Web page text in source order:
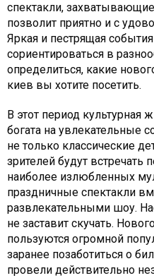
спектакли,
позволит приятно и с
Яркая и пестрящая
сориентироваться в
определиться, какие
киев вы хотите посетить.
В этот период культурная
богата на увлекательные
не только классические
зрителей будут встречать
наиболее излюбленных
праздничные спектакли
развлекательными шоу.
не заставит скучать.
пользуются огромной
заранее позаботиться о
провели действительно